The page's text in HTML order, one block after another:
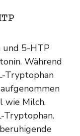
und 5-HTP
Während
Tryptophan
wie Milch,
Tryptophan.